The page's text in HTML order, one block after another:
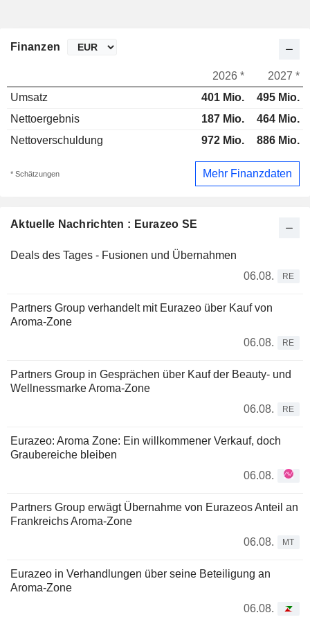
Aktuelle Nachrichten : Eurazeo SE
Deals des Tages - Fusionen und Übernahmen
06.08.
RE
Partners Group verhandelt mit Eurazeo über Kauf von
Aroma-Zone
06.08.
RE
Partners Group in Gesprächen über Kauf der Beauty- und
Wellnessmarke Aroma-Zone
06.08.
RE
Eurazeo: Aroma Zone: Ein willkommener Verkauf, doch
Graubereiche bleiben
06.08.
Partners Group erwägt Übernahme von Eurazeos Anteil an
Frankreichs Aroma-Zone
06.08.
MT
Eurazeo in Verhandlungen über seine Beteiligung an
Aroma-Zone
06.08.
Finanzen
2026 *
2027 *
Umsatz
401 Mio.
495 Mio.
Nettoergebnis
187 Mio.
464 Mio.
Nettoverschuldung
972 Mio. 886 Mio.
* Schätzungen Mehr Finanzdaten